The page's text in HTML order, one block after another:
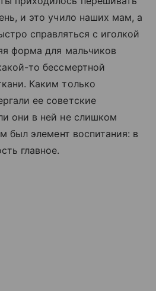
и это учило наших мам, а
справляться с иголкой
форма для мальчиков
то бессмертной
Каким только
ее советские
они в ней не слишком
был элемент воспитания: в
главное.